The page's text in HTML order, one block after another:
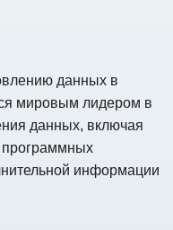
данных в
мировым лидером в
данных, включая
программных
информации